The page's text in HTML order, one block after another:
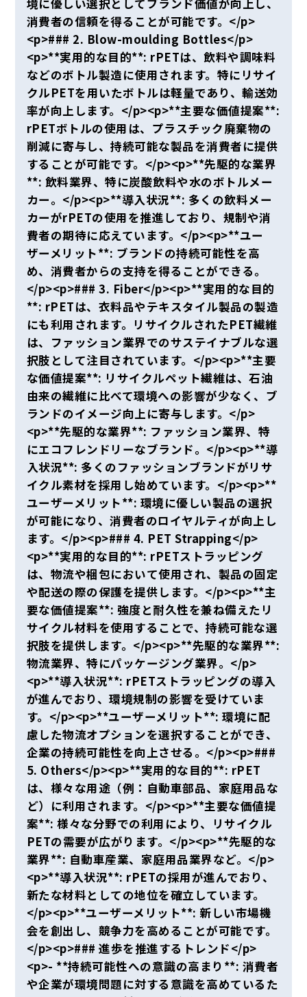
境に優しい選択としてブランド価値が向上し、
消費者の信頼を得ることが可能です。</p>
<p>### 2. Blow-moulding Bottles</p>
<p>**実用的な目的**: rPETは、飲料や調味料
などのボトル製造に使用されます。特にリサイ
クルPETを用いたボトルは軽量であり、輸送効
率が向上します。</p><p>**主要な価値提案**:
rPETボトルの使用は、プラスチック廃棄物の
削減に寄与し、持続可能な製品を消費者に提供
することが可能です。</p><p>**先駆的な業界
**: 飲料業界、特に炭酸飲料や水のボトルメー
カー。</p><p>**導入状況**: 多くの飲料メー
カーがrPETの使用を推進しており、規制や消
費者の期待に応えています。</p><p>**ユー
ザーメリット**: ブランドの持続可能性を高
め、消費者からの支持を得ることができる。
</p><p>### 3. Fiber</p><p>**実用的な目的
**: rPETは、衣料品やテキスタイル製品の製造
にも利用されます。リサイクルされたPET繊維
は、ファッション業界でのサステイナブルな選
択肢として注目されています。</p><p>**主要
な価値提案**: リサイクルペット繊維は、石油
由来の繊維に比べて環境への影響が少なく、ブ
ランドのイメージ向上に寄与します。</p>
<p>**先駆的な業界**: ファッション業界、特
にエコフレンドリーなブランド。</p><p>**導
入状況**: 多くのファッションブランドがリサ
イクル素材を採用し始めています。</p><p>**
ユーザーメリット**: 環境に優しい製品の選択
が可能になり、消費者のロイヤルティが向上し
ます。</p><p>### 4. PET Strapping</p>
<p>**実用的な目的**: rPETストラッピング
は、物流や梱包において使用され、製品の固定
や配送の際の保護を提供します。</p><p>**主
要な価値提案**: 強度と耐久性を兼ね備えたリ
サイクル材料を使用することで、持続可能な選
択肢を提供します。</p><p>**先駆的な業界**:
物流業界、特にパッケージング業界。</p>
<p>**導入状況**: rPETストラッピングの導入
が進んでおり、環境規制の影響を受けていま
す。</p><p>**ユーザーメリット**: 環境に配
慮した物流オプションを選択することができ、
企業の持続可能性を向上させる。</p><p>###
5. Others</p><p>**実用的な目的**: rPET
は、様々な用途（例：自動車部品、家庭用品な
ど）に利用されます。</p><p>**主要な価値提
案**: 様々な分野での利用により、リサイクル
PETの需要が広がります。</p><p>**先駆的な
業界**: 自動車産業、家庭用品業界など。</p>
<p>**導入状況**: rPETの採用が進んでおり、
新たな材料としての地位を確立しています。
</p><p>**ユーザーメリット**: 新しい市場機
会を創出し、競争力を高めることが可能です。
</p><p>### 進歩を推進するトレンド</p>
<p>- **持続可能性への意識の高まり**: 消費者
や企業が環境問題に対する意識を高めているた